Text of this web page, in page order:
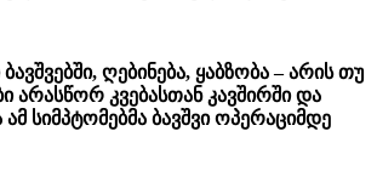
ღებინება, ყაბზობა – არის თუ
არასწორ კვებასთან კავშირში და
სიმპტომებმა ბავშვი ოპერაციმდე